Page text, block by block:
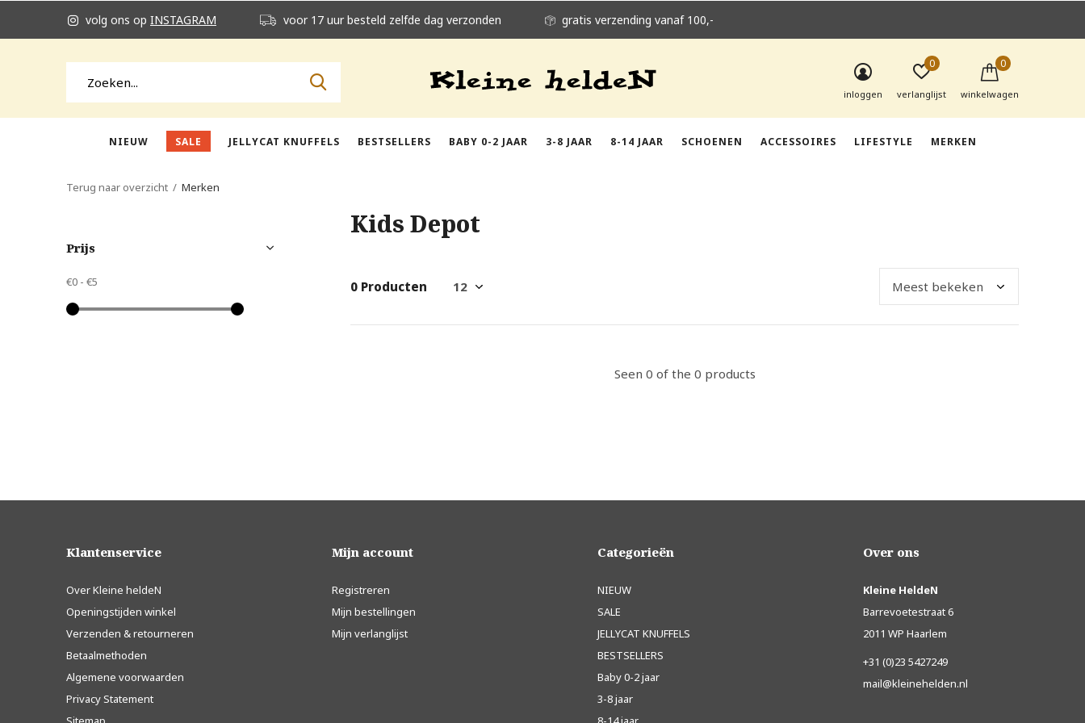
NIEUW SALE JELLYCAT KNUFFELS BESTSELLERS BABY 0-2 JAAR 3-8 JAAR 8-14 JAAR SCHOENEN ACCESSOIRES LIFESTYLE MERKEN
inloggen verlanglijst
0
winkelwagen
0
volg ons op INSTAGRAM voor 17 uur besteld zelfde dag verzonden gratis verzending vanaf 100,-
Terug naar overzicht Merken
Kids Depot
0 Producten
Seen 0 of the 0 products
Prijs
€0 - €5
Klantenservice
Over Kleine heldeN
Openingstijden winkel
Verzenden & retourneren
Betaalmethoden
Algemene voorwaarden
Privacy Statement
Mijn account
Registreren
Mijn bestellingen
Mijn verlanglijst
Categorieën
NIEUW
SALE
JELLYCAT KNUFFELS
BESTSELLERS
Baby 0-2 jaar
3-8 jaar
Over ons
Kleine HeldeN
Barrevoetestraat 6
2011 WP Haarlem
+31 (0)23 5427249
mail@kleinehelden.nl